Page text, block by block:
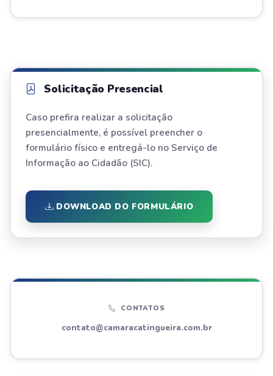
Solicitação Presencial
Caso prefira realizar a solicitação
presencialmente, é possível preencher o
formulário físico e entregá-lo no Serviço de
Informação ao Cidadão (SIC).
DOWNLOAD DO FORMULÁRIO
CONTATOS
contato@camaracatingueira.com.br